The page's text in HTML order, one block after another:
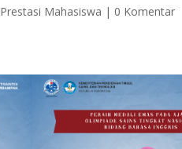
Prestasi Mahasiswa | 0 Komentar